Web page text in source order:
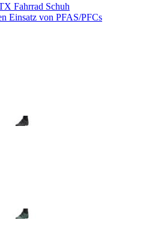
Fahrrad Schuh
Einsatz von PFAS/PFCs